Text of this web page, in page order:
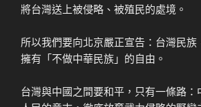
將台灣送上被侵略、被殖民的處境。
所以我們要向北京嚴正宣告：台灣民族
擁有「不做中華民族」的自由。
台灣與中國之間要和平，只有一條路：